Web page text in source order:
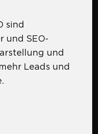
sind
und SEO-
und
Leads und